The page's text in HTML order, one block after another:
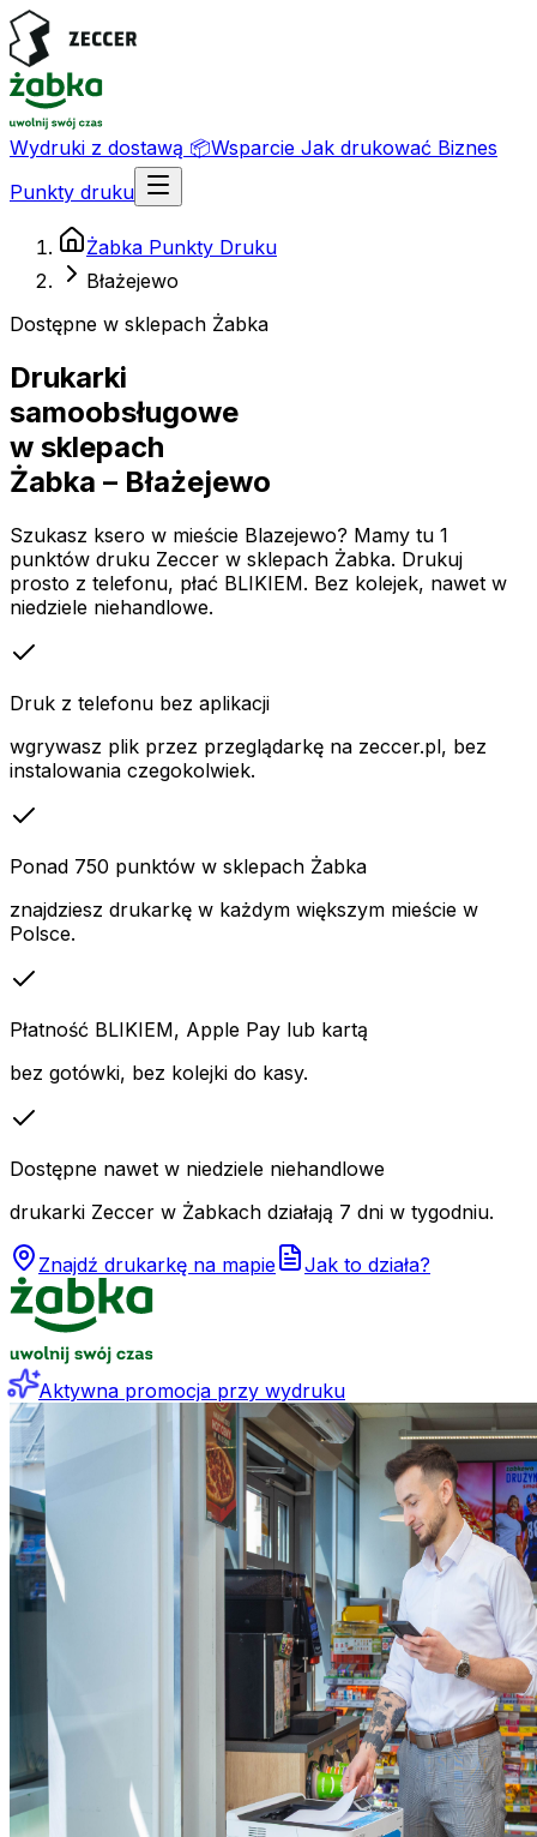
Wydruki z dostawą 📦Wsparcie Jak drukować Biznes
Punkty druku
Żabka Punkty Druku
Błażejewo
Dostępne w sklepach Żabka
Drukarki
samoobsługowe
w sklepach
Żabka – Błażejewo
Szukasz ksero w mieście Blazejewo? Mamy tu 1
punktów druku Zeccer w sklepach Żabka. Drukuj
prosto z telefonu, płać BLIKIEM. Bez kolejek, nawet w
niedziele niehandlowe.
Druk z telefonu bez aplikacji
wgrywasz plik przez przeglądarkę na zeccer.pl, bez
instalowania czegokolwiek.
Ponad 750 punktów w sklepach Żabka
znajdziesz drukarkę w każdym większym mieście w
Polsce.
Płatność BLIKIEM, Apple Pay lub kartą
bez gotówki, bez kolejki do kasy.
Dostępne nawet w niedziele niehandlowe
drukarki Zeccer w Żabkach działają 7 dni w tygodniu.
Znajdź drukarkę na mapie Jak to działa?
Aktywna promocja przy wydruku